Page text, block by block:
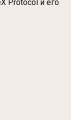
Protocol и его